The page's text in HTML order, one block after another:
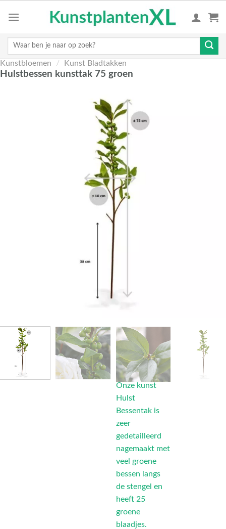
Zoeken
Kunstbloemen / Kunst Bladtakken
Hulstbessen kunsttak 75 groen
Onze kunst
Hulst
Bessentak is
zeer
gedetailleerd
nagemaakt met
veel groene
bessen langs
de stengel en
heeft 25
groene
blaadjes.